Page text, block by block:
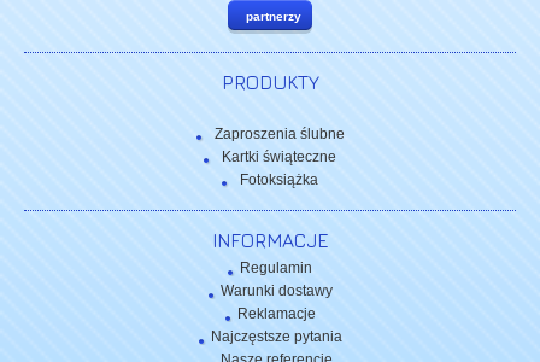
partnerzy
PRODUKTY
Zaproszenia ślubne
Kartki świąteczne
Fotoksiążka
INFORMACJE
Regulamin
Warunki dostawy
Reklamacje
Najczęstsze pytania